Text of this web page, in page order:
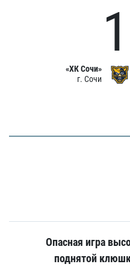
«ХК Сочи»
г. Сочи
Опасная игра
поднятой